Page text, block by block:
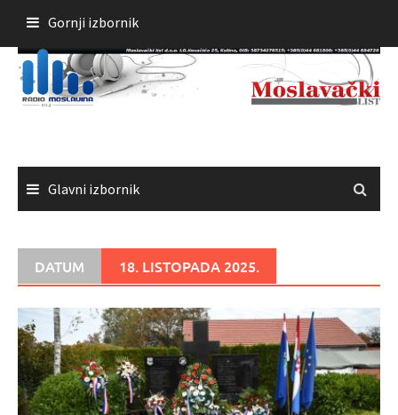
sadržaja
Gornji izbornik
Glavni izbornik
DATUM 18. LISTOPADA 2025.